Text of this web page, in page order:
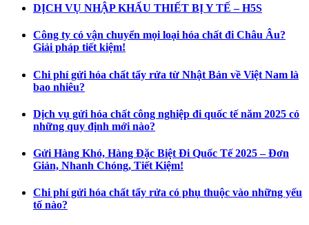
DỊCH VỤ NHẬP KHẨU THIẾT BỊ Y TẾ – H5S
Công ty có vận chuyển mọi loại hóa chất đi Châu Âu?
Giải pháp tiết kiệm!
Chi phí gửi hóa chất tẩy rửa từ Nhật Bản về Việt Nam là
bao nhiêu?
Dịch vụ gửi hóa chất công nghiệp đi quốc tế năm 2025 có
những quy định mới nào?
Gửi Hàng Khó, Hàng Đặc Biệt Đi Quốc Tế 2025 – Đơn
Giản, Nhanh Chóng, Tiết Kiệm!
Chi phí gửi hóa chất tẩy rửa có phụ thuộc vào những yếu
tố nào?